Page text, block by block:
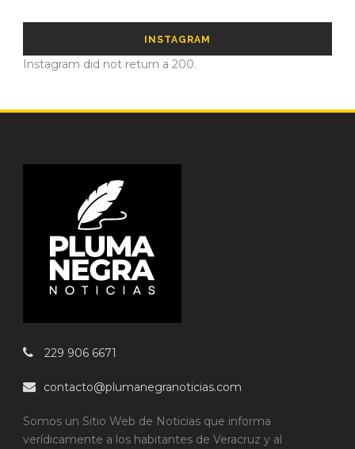
INSTAGRAM
Instagram did not return a 200.
229 906 6671
contacto@plumanegranoticias.com
Somos un Sitio Web de Noticias que informa
verídicamente a los habitantes de Veracruz y al